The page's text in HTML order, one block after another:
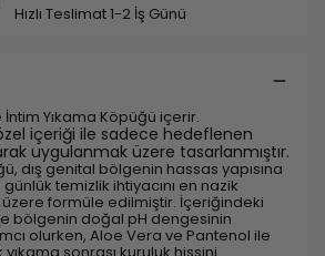
Hızlı Teslimat 1-2 İş Günü
Yıkama Köpüğü içerir.
içeriği ile sadece hedeflenen
uygulanmak üzere tasarlanmıştır.
dış genital bölgenin hassas yapısına
temizlik ihtiyacını en nazik
formüle edilmiştir. İçeriğindeki
bölgenin doğal pH dengesinin
olurken, Aloe Vera ve Pantenol ile